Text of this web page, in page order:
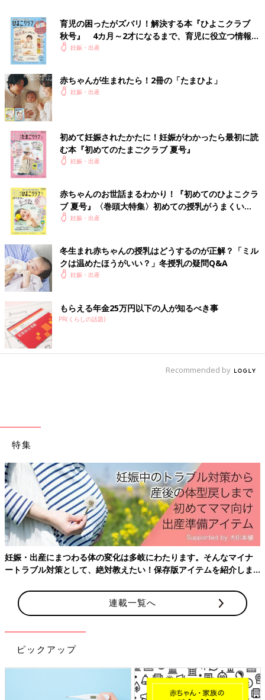
⇒たまひよ＜妊娠・出産＞ 最新情報はこちら
育児の困ったがズバリ！解決する本『ひよこクラブ
秋号』 4カ月～2才になるまで、育児に役立つ情報が
いっぱい！
妊娠・出産
赤ちゃんが生まれたら！2冊の「たまひよ」
妊娠・出産
初めて妊娠されたかたに！妊娠がわかったら最初に読
む本『初めてのたまごクラブ 夏号』
妊娠・出産
赤ちゃんのお世話まるわかり！『初めてのひよこクラ
ブ 夏号』〈巻頭大特集〉初めての授乳がうまくい
く！ おっぱい・ミルクの基本と夏のトラブル 解決テ
妊娠・出産
冬生まれ赤ちゃんの授乳はどうするのが正解？「ミル
クは温めたほうがいい？」冬授乳の疑問Q&A
妊娠・出産
もらえる年金25万円以下の人が知るべき事
PR(くらしの話題)
Recommended by
特集
妊娠・出産にまつわる体の変化は多岐にわたります。そんなマイナ
ートラブル対策として、絶対教えたい！保存版アイテムを紹介しま
連載一覧へ
ピックアップ